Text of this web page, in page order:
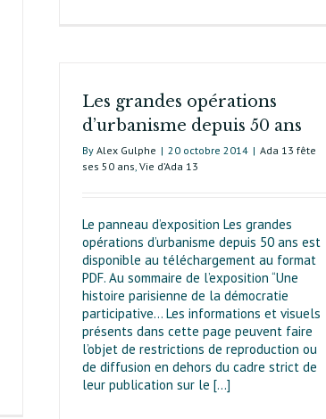
Les grandes opérations
d’urbanisme depuis 50 ans
By Alex Gulphe | 20 octobre 2014 | Ada 13 fête
ses 50 ans Vie d’Ada 13
Le panneau d’exposition Les grandes
opérations d’urbanisme depuis 50 ans est
disponible au téléchargement au format
PDF. Au sommaire de l’exposition “Une
histoire parisienne de la démocratie
participative… Les informations et visuels
présents dans cette page peuvent faire
l’objet de restrictions de reproduction ou
de diffusion en dehors du cadre strict de
leur publication sur le [...]